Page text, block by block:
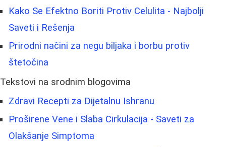
Kako Se Efektno Boriti Protiv Celulita - Najbolji
Saveti i Rešenja
Prirodni načini za negu biljaka i borbu protiv
štetočina
Tekstovi na srodnim blogovima
Zdravi Recepti za Dijetalnu Ishranu
Proširene Vene i Slaba Cirkulacija - Saveti za
Olakšanje Simptoma